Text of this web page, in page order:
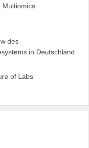
Multiomics
des
in Deutschland
of Labs